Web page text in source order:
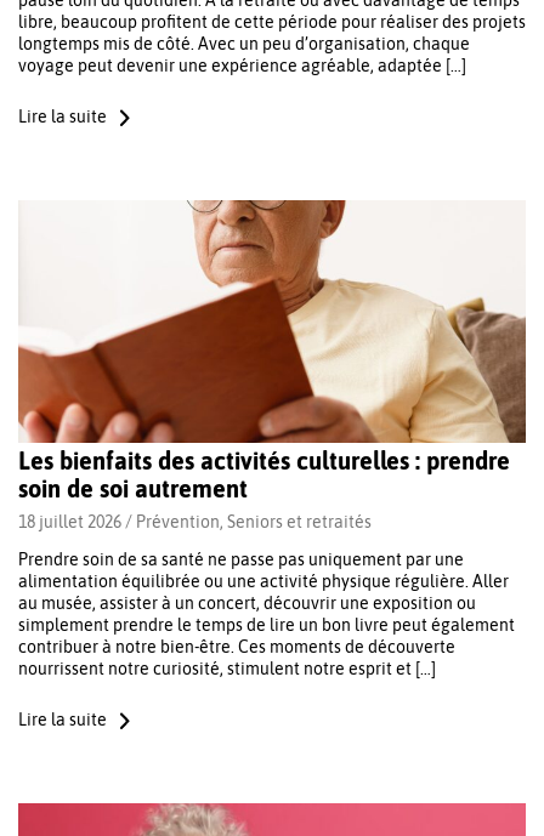
libre, beaucoup profitent de cette période pour réaliser des projets
longtemps mis de côté. Avec un peu d’organisation, chaque
voyage peut devenir une expérience agréable, adaptée […]
Lire la suite
Les bienfaits des activités culturelles : prendre
soin de soi autrement
18 juillet 2026 / Prévention, Seniors et retraités
Prendre soin de sa santé ne passe pas uniquement par une
alimentation équilibrée ou une activité physique régulière. Aller
au musée, assister à un concert, découvrir une exposition ou
simplement prendre le temps de lire un bon livre peut également
contribuer à notre bien-être. Ces moments de découverte
nourrissent notre curiosité, stimulent notre esprit et […]
Lire la suite